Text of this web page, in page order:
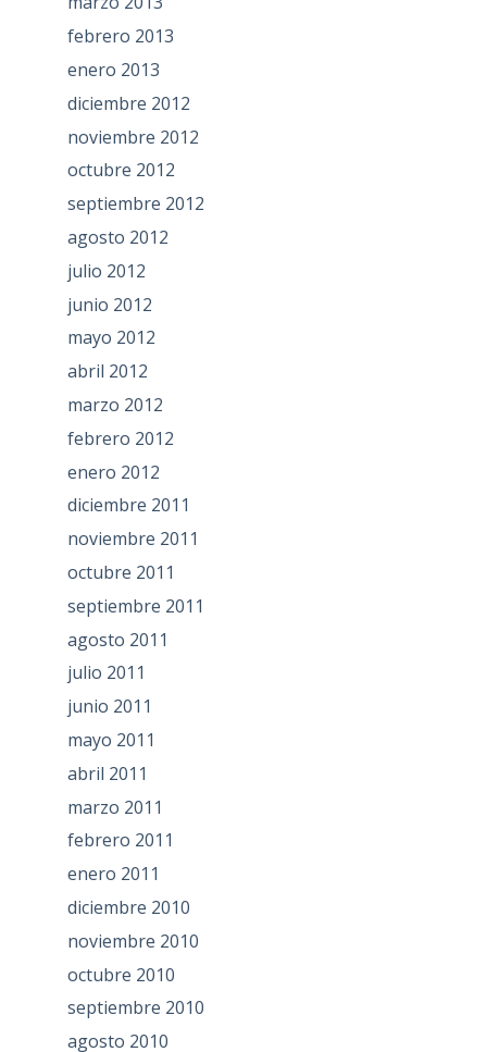
febrero 2013
enero 2013
diciembre 2012
noviembre 2012
octubre 2012
septiembre 2012
agosto 2012
julio 2012
junio 2012
mayo 2012
abril 2012
marzo 2012
febrero 2012
enero 2012
diciembre 2011
noviembre 2011
octubre 2011
septiembre 2011
agosto 2011
julio 2011
junio 2011
mayo 2011
abril 2011
marzo 2011
febrero 2011
enero 2011
diciembre 2010
noviembre 2010
octubre 2010
septiembre 2010
agosto 2010